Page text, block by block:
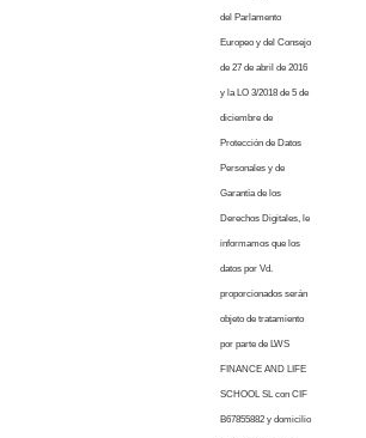
del Parlamento
Europeo y del Consejo
de 27 de abril de 2016
y la LO 3/2018 de 5 de
diciembre de
Protección de Datos
Personales y de
Garantía de los
Derechos Digitales, le
informamos que los
datos por Vd.
proporcionados serán
objeto de tratamiento
por parte de LWS
FINANCE AND LIFE
SCHOOL SL con CIF
B67855882 y domicilio